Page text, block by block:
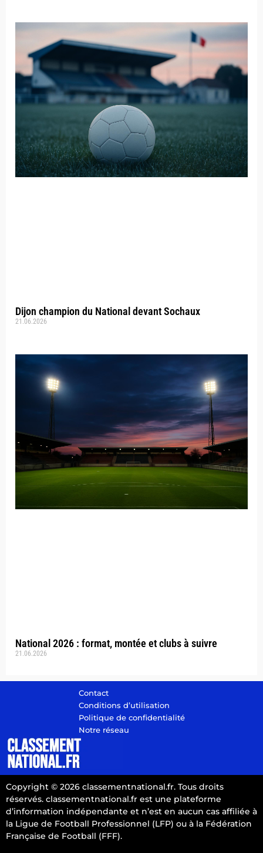
Dijon champion du National devant Sochaux
21.06.2026
National 2026 : format, montée et clubs à suivre
21.06.2026
Contact
Conditions d’utilisation
Politique de confidentialité
Notre réseau
Copyright © 2026 classementnational.fr. Tous droits
réservés. classementnational.fr est une plateforme
d’information indépendante et n’est en aucun cas affiliée à
la Ligue de Football Professionnel (LFP) ou à la Fédération
Française de Football (FFF).